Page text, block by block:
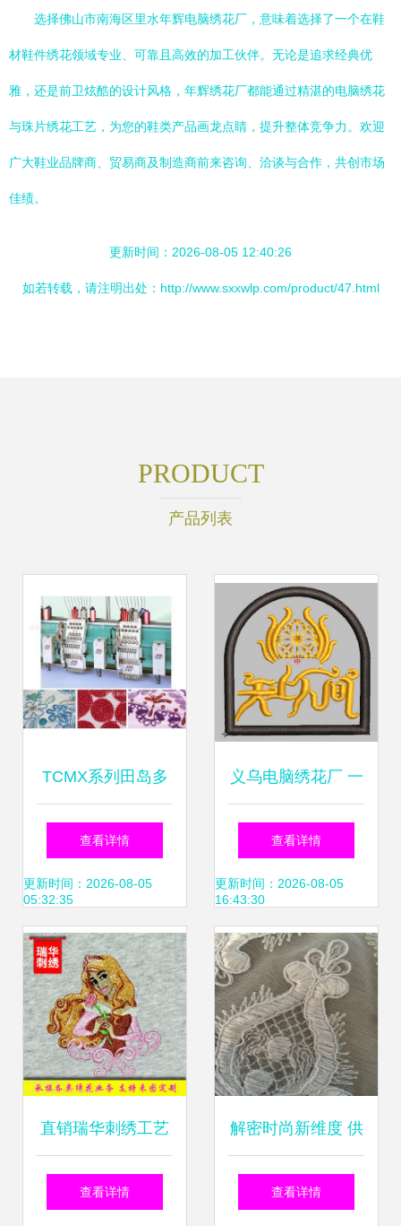
选择佛山市南海区里水年辉电脑绣花厂，意味着选择了一个在鞋
材鞋件绣花领域专业、可靠且高效的加工伙伴。无论是追求经典优
雅，还是前卫炫酷的设计风格，年辉绣花厂都能通过精湛的电脑绣花
与珠片绣花工艺，为您的鞋类产品画龙点睛，提升整体竞争力。欢迎
广大鞋业品牌商、贸易商及制造商前来咨询、洽谈与合作，共创市场
佳绩。
更新时间：2026-08-05 12:40:26
如若转载，请注明出处：http://www.sxxwlp.com/product/47.html
PRODUCT
产品列表
TCMX系列田岛多
头式毛巾刺绣机 高
效电脑绣花解决方
案
查看详情
更新时间：2026-08-05
05:32:35
义乌电脑绣花厂 一
站式定制高品质绣
花标与公司LOGO
布贴
查看详情
更新时间：2026-08-05
16:43:30
直销瑞华刺绣工艺
品 当传统刺绣邂逅
查看详情
解密时尚新维度 供
应双边加密版车骨
查看详情